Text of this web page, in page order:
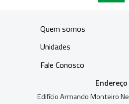
Quem somos
Unidades
Fale Conosco
Endereço
Edifício Armando Monteiro